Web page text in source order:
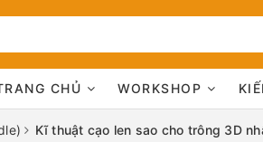
CHỦ WORKSHOP
Kĩ thuật cạo len sao cho trông 3D